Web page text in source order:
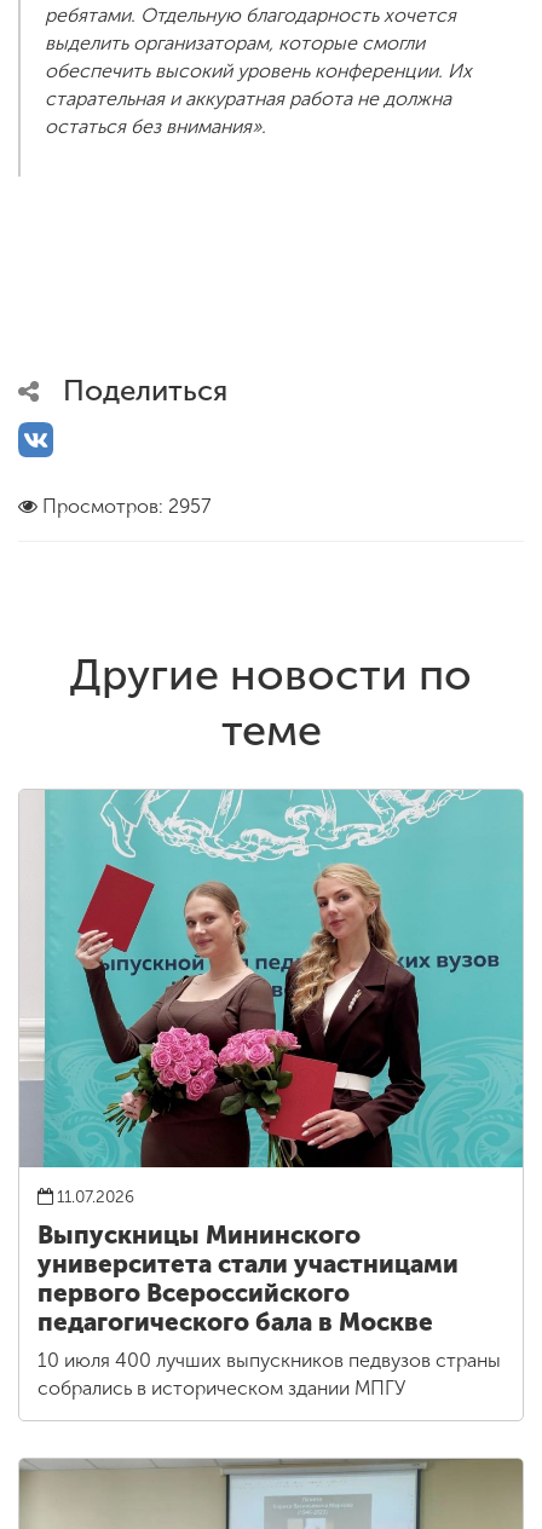
ребятами. Отдельную благодарность хочется
выделить организаторам, которые смогли
обеспечить высокий уровень конференции. Их
старательная и аккуратная работа не должна
остаться без внимания».
Поделиться
Просмотров: 2957
Другие новости по
теме
11.07.2026
Выпускницы Мининского
университета стали участницами
первого Всероссийского
педагогического бала в Москве
10 июля 400 лучших выпускников педвузов страны
собрались в историческом здании МПГУ